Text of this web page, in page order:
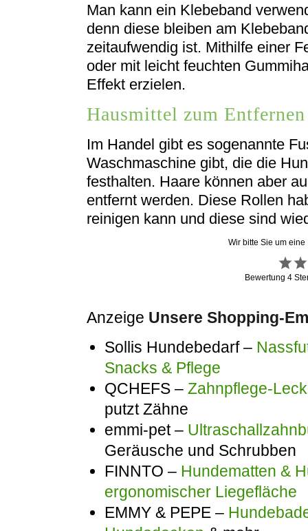
Man kann ein Klebeband
denn diese bleiben am
zeitaufwendig ist. Mithilfe einer
oder mit leicht feuchten
Effekt erzielen.
Hausmittel zum
Im Handel gibt es sogenannte
Waschmaschine gibt, die die
festhalten. Haare können aber
entfernt werden. Diese Rollen
reinigen kann und diese sind
Wir bitte Sie um
Bewertung4
Anzeige Unsere Shopping-
Sollis Hundebedarf –
Snacks & Pflege
QCHEFS – Zahnpflege-
putzt Zähne
emmi-pet –
Geräusche und Schrubben
FINNTO – Hundematten &
ergonomischer Liegefläche
EMMY & PEPE –